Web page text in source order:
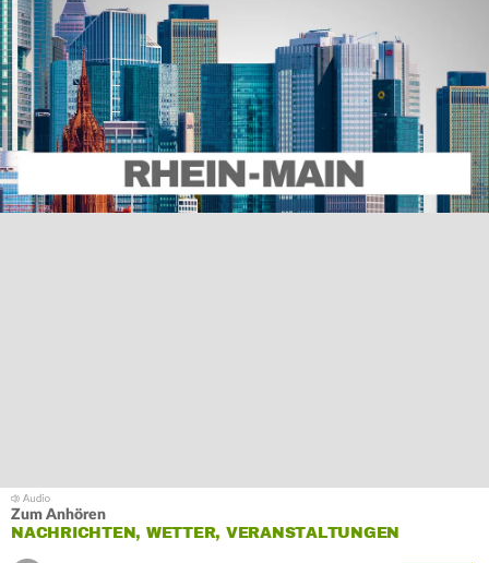
Zum Anhören
NACHRICHTEN, WETTER, VERANSTALTUNGEN